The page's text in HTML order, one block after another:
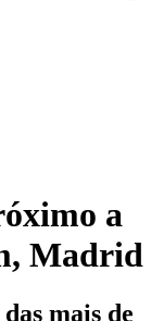
a
Madrid
mais de